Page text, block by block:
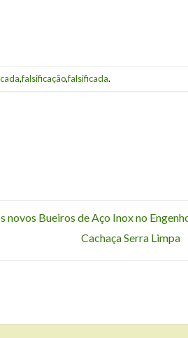
,falsificação,falsificada.
novos Bueiros de Aço Inox no
Cachaça Serra Limpa